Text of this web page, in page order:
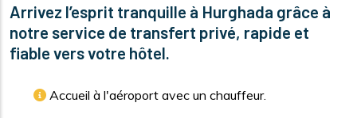
Arrivez l’esprit tranquille à Hurghada grâce à
notre service de transfert privé, rapide et
fiable vers votre hôtel.
Accueil à l'aéroport avec un chauffeur.